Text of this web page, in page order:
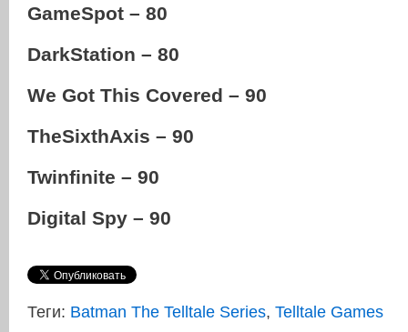
GameSpot – 80
DarkStation – 80
We Got This Covered – 90
TheSixthAxis – 90
Twinfinite – 90
Digital Spy – 90
Теги: Batman The Telltale Series, Telltale Games